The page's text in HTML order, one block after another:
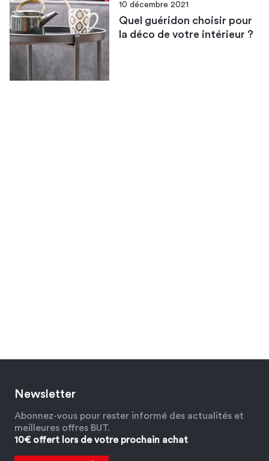
10 décembre 2021
Quel guéridon choisir pour
la déco de votre intérieur ?
Newsletter
Abonnez-vous pour rester informé des actualités et
meilleures offres BUT.
10€ offert lors de votre prochain achat